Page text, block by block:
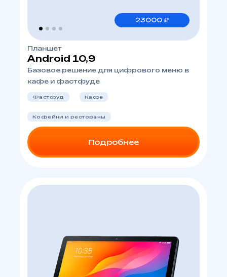
23000 ₽
Планшет
Android 10,9
Базовое решение для цифрового меню в
кафе и фастфуде
Фастфуд Кафе
Кофейни и рестораны
Подробнее